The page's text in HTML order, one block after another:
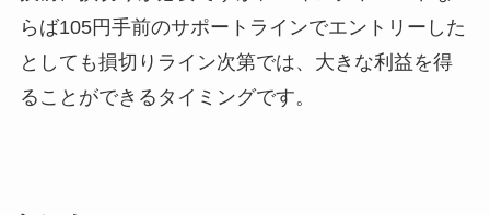
らば105円手前のサポートラインでエントリーした
としても損切りライン次第では、大きな利益を得
ることができるタイミングです。